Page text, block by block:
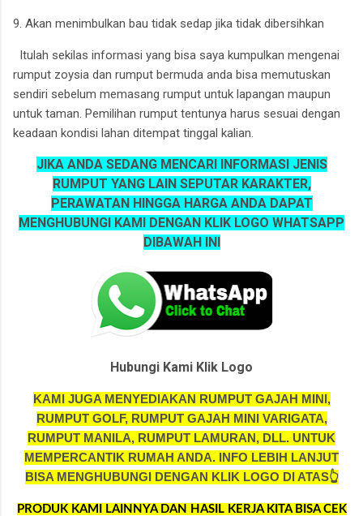
9. Akan menimbulkan bau tidak sedap jika tidak dibersihkan
Itulah sekilas informasi yang bisa saya kumpulkan mengenai
rumput zoysia dan rumput bermuda anda bisa memutuskan
sendiri sebelum memasang rumput untuk lapangan maupun
untuk taman. Pemilihan rumput tentunya harus sesuai dengan
keadaan kondisi lahan ditempat tinggal kalian.
JIKA ANDA SEDANG MENCARI INFORMASI JENIS
RUMPUT YANG LAIN SEPUTAR KARAKTER,
PERAWATAN HINGGA HARGA ANDA DAPAT
MENGHUBUNGI KAMI DENGAN KLIK LOGO WHATSAPP
DIBAWAH INI
Hubungi Kami Klik Logo
KAMI JUGA MENYEDIAKAN RUMPUT GAJAH MINI,
RUMPUT GOLF, RUMPUT GAJAH MINI VARIGATA,
RUMPUT MANILA, RUMPUT LAMURAN, DLL. UNTUK
MEMPERCANTIK RUMAH ANDA. INFO LEBIH LANJUT
BISA MENGHUBUNGI DENGAN KLIK LOGO DI ATAS👆
PRODUK KAMI LAINNYA DAN HASIL KERJA KITA BISA CEK